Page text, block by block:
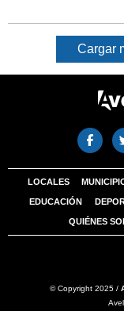
Cargar
LOCALES
EDUCACIÓN
QUIÉNES
© Copyright 2025 /